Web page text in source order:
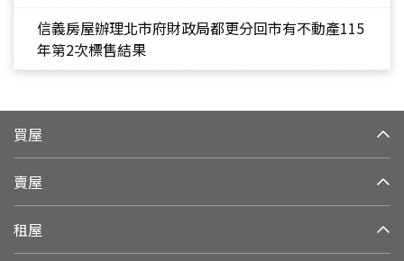
信義房屋辦理北市府財政局都更分回市有不動產115
年第2次標售結果
買屋
賣屋
租屋